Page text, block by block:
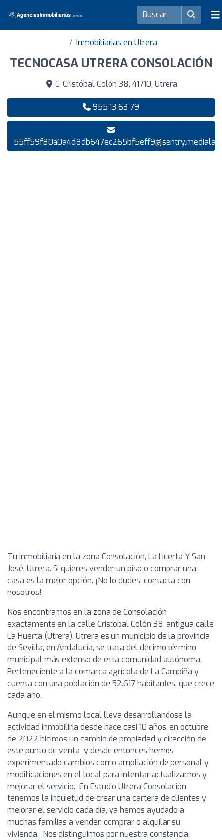
Inmobiliarias en Utrera
TECNOCASA UTRERA CONSOLACIÓN
C. Cristóbal Colón 38, 41710, Utrera
955 13 63 79
Tu inmobiliaria en la zona Consolación, La Huerta Y San
José, Utrera. Si quieres vender un piso o comprar una
casa es la mejor opción. ¡No lo dudes, contacta con
nosotros!
Nos encontramos en la zona de Consolación
exactamente en la calle Cristobal Colón 38, antigua calle
La Huerta (Utrera). Utrera es un municipio de la provincia
de Sevilla, en Andalucía, se trata del décimo término
municipal más extenso de esta comunidad autónoma.
Perteneciente a la comarca agrícola de La Campiña y
cuenta con una población de 52.617 habitantes, que crece
cada año.
Aunque en el mismo local lleva desarrollandose la
actividad inmobiliria desde hace casi 10 años, en octubre
de 2022 hicimos un cambio de propiedad y dirección de
este punto de venta y desde entonces hemos
experimentado cambios como ampliación de personal y
modificaciones en el local para intentar actualizarnos y
mejorar el servicio. En Estudio Utrera Consolación
tenemos la inquietud de crear una cartera de clientes y
mejorar el servicio cada día, ya hemos ayudado a
muchas familias a vender, comprar o alquilar su
vivienda. Nos distinguimos por nuestra constancia,